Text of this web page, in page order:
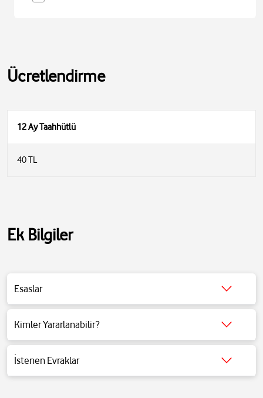
Ücretlendirme
12 Ay Taahhütlü
40 TL
Ek Bilgiler
Esaslar
Detaylı bilgi için tıklayınız.
Kimler Yararlanabilir?
Detaylı bilgi için tıklayınız.
İstenen Evraklar
Detaylı bilgi için tıklayınız.